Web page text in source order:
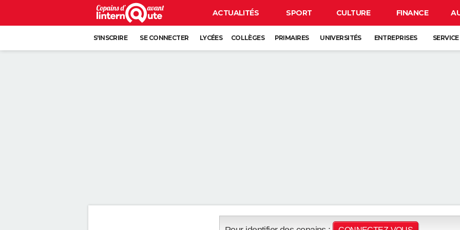
ACTUALITÉS SPORT CULTURE FINANCE
S'INSCRIRE SE CONNECTER LYCÉES COLLÈGES PRIMAIRES UNIVERSITÉS ENTREPRISES